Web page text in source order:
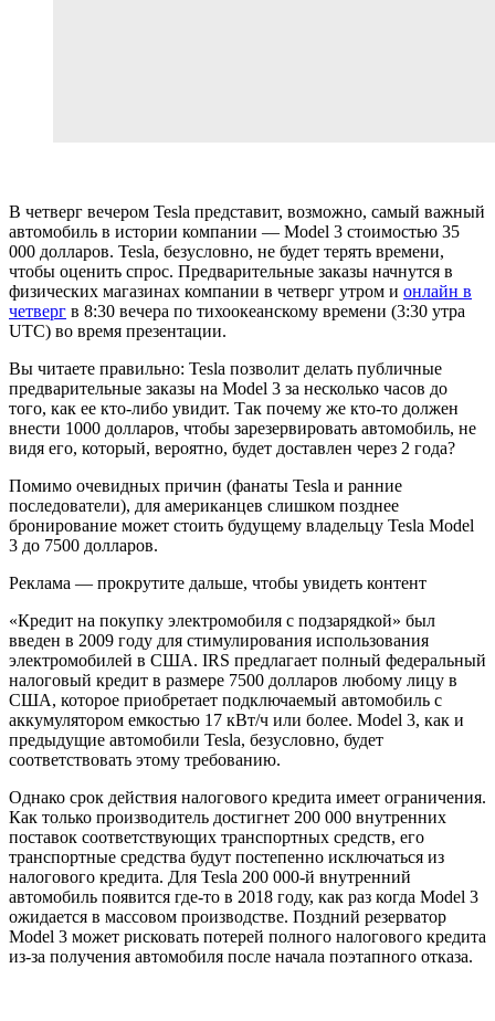
В четверг вечером Tesla представит, возможно, самый важный
автомобиль в истории компании — Model 3 стоимостью 35
000 долларов. Tesla, безусловно, не будет терять времени,
чтобы оценить спрос. Предварительные заказы начнутся в
физических магазинах компании в четверг утром и онлайн в
четверг в 8:30 вечера по тихоокеанскому времени (3:30 утра
UTC) во время презентации.
Вы читаете правильно: Tesla позволит делать публичные
предварительные заказы на Model 3 за несколько часов до
того, как ее кто-либо увидит. Так почему же кто-то должен
внести 1000 долларов, чтобы зарезервировать автомобиль, не
видя его, который, вероятно, будет доставлен через 2 года?
Помимо очевидных причин (фанаты Tesla и ранние
последователи), для американцев слишком позднее
бронирование может стоить будущему владельцу Tesla Model
3 до 7500 долларов.
Реклама — прокрутите дальше, чтобы увидеть контент
«Кредит на покупку электромобиля с подзарядкой» был
введен в 2009 году для стимулирования использования
электромобилей в США. IRS предлагает полный федеральный
налоговый кредит в размере 7500 долларов любому лицу в
США, которое приобретает подключаемый автомобиль с
аккумулятором емкостью 17 кВт/ч или более. Model 3, как и
предыдущие автомобили Tesla, безусловно, будет
соответствовать этому требованию.
Однако срок действия налогового кредита имеет ограничения.
Как только производитель достигнет 200 000 внутренних
поставок соответствующих транспортных средств, его
транспортные средства будут постепенно исключаться из
налогового кредита. Для Tesla 200 000-й внутренний
автомобиль появится где-то в 2018 году, как раз когда Model 3
ожидается в массовом производстве. Поздний резерватор
Model 3 может рисковать потерей полного налогового кредита
из-за получения автомобиля после начала поэтапного отказа.